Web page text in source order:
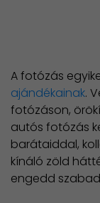
A fotózás
ajándékainak.
fotózáson,
autós fotózás
barátaiddal,
kínáló zöld
engedd